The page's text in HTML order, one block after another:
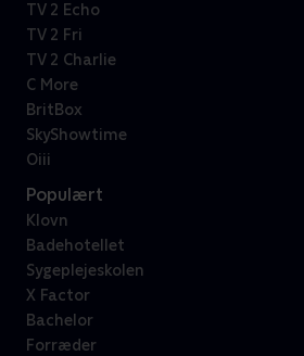
TV 2 Echo
TV 2 Fri
TV 2 Charlie
C More
BritBox
SkyShowtime
Oiii
Populært
Klovn
Badehotellet
Sygeplejeskolen
X Factor
Bachelor
Forræder